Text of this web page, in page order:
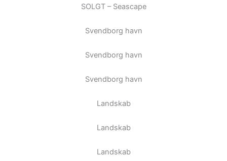
SOLGT – Seascape
Svendborg havn
Svendborg havn
Svendborg havn
Landskab
Landskab
Landskab